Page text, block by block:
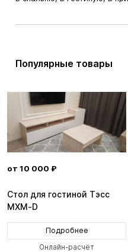
Популярные товары
от 10 000 ₽
Стол для гостиной Тэсс
MXM-D
Подробнее
Онлайн-расчёт